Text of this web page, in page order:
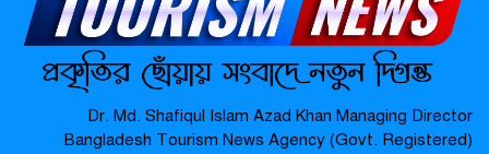
অনুষ্ঠিত-
জামালপুর যৌনপল্লীতে ডিবি পুলিশের
অভিযান: ৬০০ গ্রাম গাঁজা উদ্ধার, নারীসহ
গ্রেপ্তার ৩ –
Dr. Md. Shafiqul Islam Azad Khan Managing Director
Bangladesh Tourism News Agency (Govt. Registered)